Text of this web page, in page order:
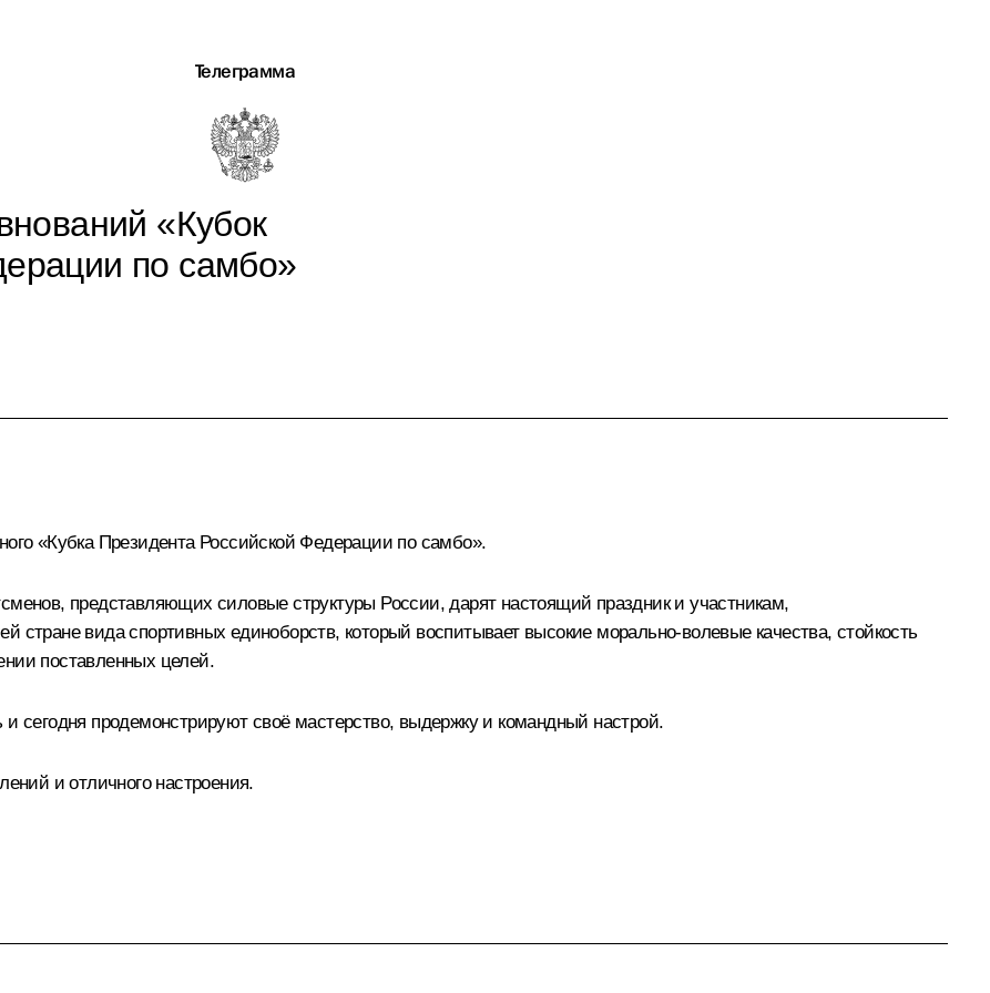
Телеграмма
«Кубок
по самбо»
«Кубка Президента Российской Федерации по самбо».
представляющих силовые структуры России, дарят настоящий праздник и участникам,
стране вида спортивных единоборств, который воспитывает высокие морально-волевые качества, стойкость
поставленных целей.
сегодня продемонстрируют своё мастерство, выдержку и командный настрой.
и отличного настроения.